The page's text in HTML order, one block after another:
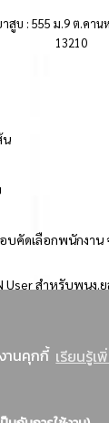
านคุกกี้ เรียนรู้เ
สูบ : 555 ม.9 ต.คาน
13210
น
บคัดเลือกพนักงาน
User สำหรับพนง.